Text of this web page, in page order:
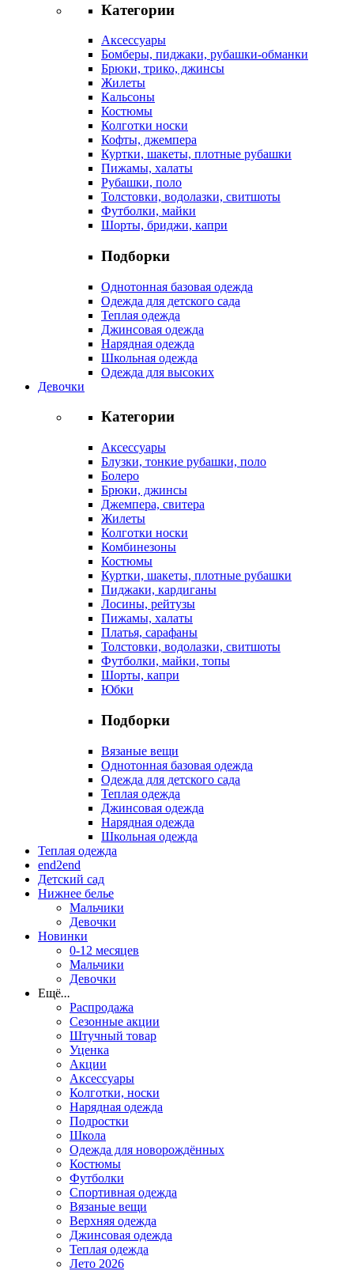
Категории
Аксессуары
Бомберы, пиджаки, рубашки-обманки
Брюки, трико, джинсы
Жилеты
Кальсоны
Костюмы
Колготки носки
Кофты, джемпера
Куртки, шакеты, плотные рубашки
Пижамы, халаты
Рубашки, поло
Толстовки, водолазки, свитшоты
Футболки, майки
Шорты, бриджи, капри
Подборки
Однотонная базовая одежда
Одежда для детского сада
Теплая одежда
Джинсовая одежда
Нарядная одежда
Школьная одежда
Одежда для высоких
Девочки
Категории
Аксессуары
Блузки, тонкие рубашки, поло
Болеро
Брюки, джинсы
Джемпера, свитера
Жилеты
Колготки носки
Комбинезоны
Костюмы
Куртки, шакеты, плотные рубашки
Пиджаки, кардиганы
Лосины, рейтузы
Пижамы, халаты
Платья, сарафаны
Толстовки, водолазки, свитшоты
Футболки, майки, топы
Шорты, капри
Юбки
Подборки
Вязаные вещи
Однотонная базовая одежда
Одежда для детского сада
Теплая одежда
Джинсовая одежда
Нарядная одежда
Школьная одежда
Теплая одежда
end2end
Детский сад
Нижнее белье
Мальчики
Девочки
Новинки
0-12 месяцев
Мальчики
Девочки
Ещё...
Распродажа
Сезонные акции
Штучный товар
Уценка
Акции
Аксессуары
Колготки, носки
Нарядная одежда
Подростки
Школа
Одежда для новорождённых
Костюмы
Футболки
Спортивная одежда
Вязаные вещи
Верхняя одежда
Джинсовая одежда
Теплая одежда
Лето 2026